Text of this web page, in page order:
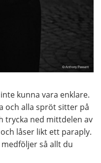
kunna vara enklare.
och alla spröt sitter på
trycka ned mittdelen av
låser likt ett paraply.
så allt du